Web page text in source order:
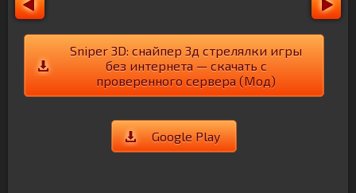
Sniper 3D: снайпер 3д стрелялки игры
без интернета — скачать с
проверенного сервера (Мод)
Google Play